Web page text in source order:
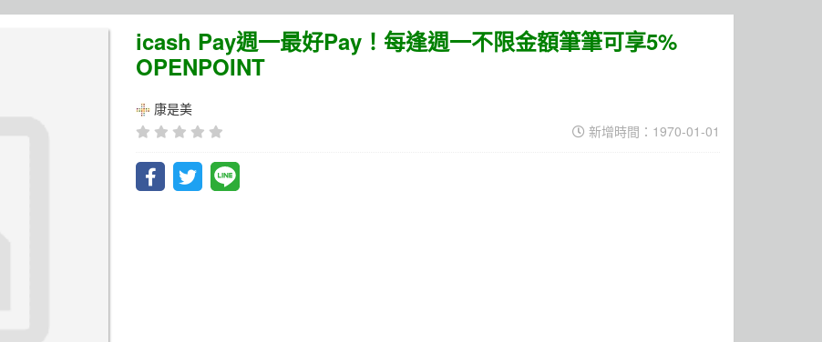
icash Pay週一最好Pay！每逢週一不限金額筆筆可享5%
OPENPOINT
康是美
新增時間：1970-01-01